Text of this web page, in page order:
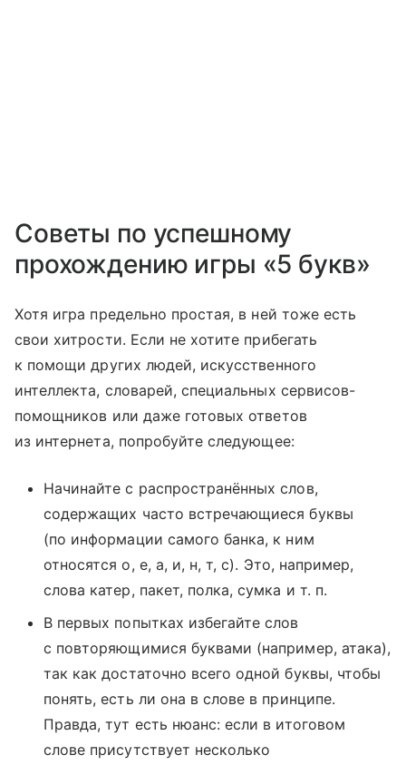
Советы по успешному
прохождению игры «5 букв»
Хотя игра предельно простая, в ней тоже есть
свои хитрости. Если не хотите прибегать
к помощи других людей, искусственного
интеллекта, словарей, специальных сервисов-
помощников или даже готовых ответов
из интернета, попробуйте следующее:
Начинайте с распространённых слов,
содержащих часто встречающиеся буквы
(по информации самого банка, к ним
относятся о, е, а, и, н, т, с). Это, например,
слова катер, пакет, полка, сумка и т. п.
В первых попытках избегайте слов
с повторяющимися буквами (например, атака),
так как достаточно всего одной буквы, чтобы
понять, есть ли она в слове в принципе.
Правда, тут есть нюанс: если в итоговом
слове присутствует несколько